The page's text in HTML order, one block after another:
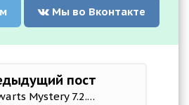
Мы во Вконтакте
пост
Harry Potter: Hogwarts Mystery 7.2.1 Мод меню